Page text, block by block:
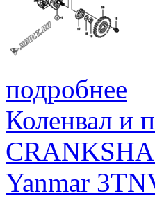
подробнее
Коленвал и
Yanmar